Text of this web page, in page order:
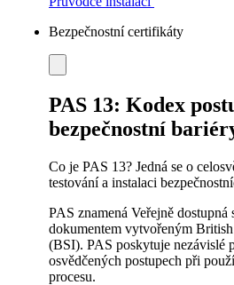
Bezpečnostní certifikáty
PAS 13: Kodex
bezpečnostní
Co je PAS 13? Jedná se o
testování a instalaci
PAS znamená Veřejně
dokumentem vytvořeným
(BSI). PAS poskytuje nezávislé
osvědčených postupech při
procesu.